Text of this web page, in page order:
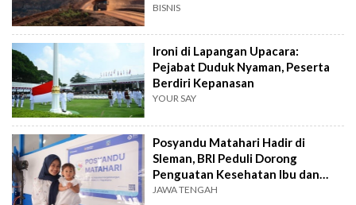
BISNIS
Ironi di Lapangan Upacara:
Pejabat Duduk Nyaman, Peserta
Berdiri Kepanasan
YOUR SAY
Posyandu Matahari Hadir di
Sleman, BRI Peduli Dorong
Penguatan Kesehatan Ibu dan
Anak
JAWA TENGAH